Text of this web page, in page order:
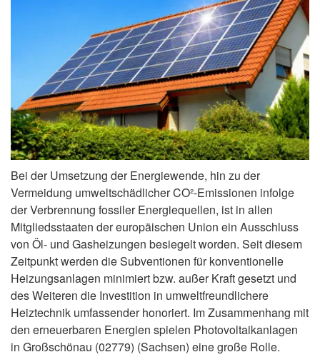
Bei der Umsetzung der Energiewende, hin zu der
Vermeidung umweltschädlicher CO²-Emissionen infolge
der Verbrennung fossiler Energiequellen, ist in allen
Mitgliedsstaaten der europäischen Union ein Ausschluss
von Öl- und Gasheizungen besiegelt worden. Seit diesem
Zeitpunkt werden die Subventionen für konventionelle
Heizungsanlagen minimiert bzw. außer Kraft gesetzt und
des Weiteren die Investition in umweltfreundlichere
Heiztechnik umfassender honoriert. Im Zusammenhang mit
den erneuerbaren Energien spielen Photovoltaikanlagen
in Großschönau (02779) (Sachsen) eine große Rolle.